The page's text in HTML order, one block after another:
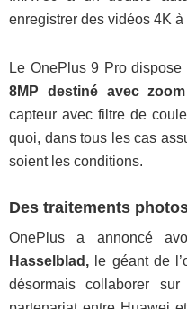
enregistrer des vidéos 4K
Le OnePlus 9 Pro
8MP destiné avec
capteur avec filtre de
quoi, dans tous les cas
soient les conditions.
Des traitements
OnePlus a annoncé
Hasselblad, le géant de
désormais collaborer